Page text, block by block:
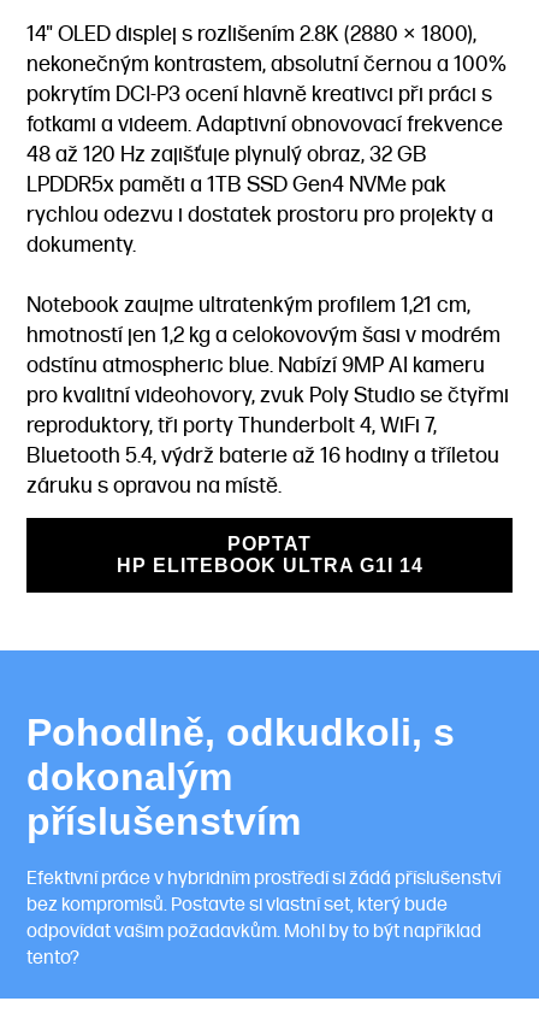
14" OLED displej s rozlišením 2.8K (2880 × 1800),
nekonečným kontrastem, absolutní černou a 100%
pokrytím DCI-P3 ocení hlavně kreativci při práci s
fotkami a videem. Adaptivní obnovovací frekvence
48 až 120 Hz zajišťuje plynulý obraz, 32 GB
LPDDR5x paměti a 1TB SSD Gen4 NVMe pak
rychlou odezvu i dostatek prostoru pro projekty a
dokumenty.
Notebook zaujme ultratenkým profilem 1,21 cm,
hmotností jen 1,2 kg a celokovovým šasi v modrém
odstínu atmospheric blue. Nabízí 9MP AI kameru
pro kvalitní videohovory, zvuk Poly Studio se čtyřmi
reproduktory, tři porty Thunderbolt 4, WiFi 7,
Bluetooth 5.4, výdrž baterie až 16 hodiny a tříletou
záruku s opravou na místě.
POPTAT
HP ELITEBOOK ULTRA G1I 14
Pohodlně, odkudkoli, s
dokonalým
příslušenstvím
Efektivní práce v hybridním prostředí si žádá příslušenství
bez kompromisů. Postavte si vlastní set, který bude
odpovídat vašim požadavkům. Mohl by to být například
tento?